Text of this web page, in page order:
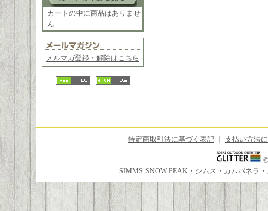
カートの中に商品はありませ
ん
メルマガ登録・解除はこちら
特定商取引法に基づく表記 支払い方法
SIMMS-SNOW PEAK・シムス・カムパネラ